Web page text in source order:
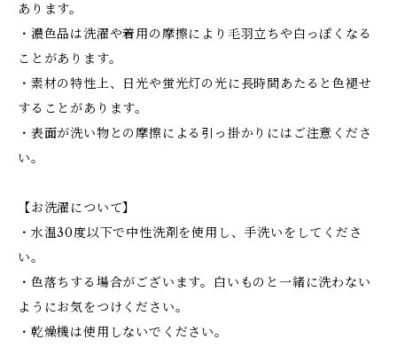
あります。
・濃色品は洗濯や着用の摩擦により毛羽立ちや白っぽくなる
ことがあります。
・素材の特性上、日光や蛍光灯の光に長時間あたると色褪せ
することがあります。
・表面が洗い物との摩擦による引っ掛かりにはご注意くださ
い。
【お洗濯について】
・水温30度以下で中性洗剤を使用し、手洗いをしてくださ
い。
・色落ちする場合がございます。白いものと一緒に洗わない
ようにお気をつけください。
・乾燥機は使用しないでください。